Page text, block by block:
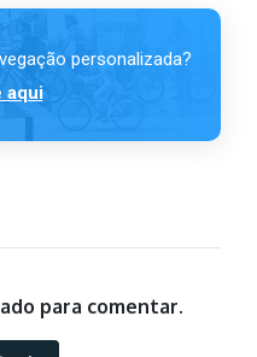
personalizada?
aqui
para comentar.